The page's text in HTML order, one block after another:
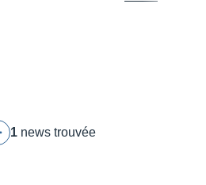
1 news trouvée